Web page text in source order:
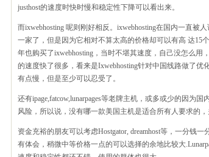
justhost的速度时快时慢和稳定性下降可以看出来。
而ixwebhosting 呢则刚好相反。ixwebhosting在国内一直被
一家了，但是因为它相对不算太高的价格却可以有高 达15
年也购买了ixwebhosting，当时不堪其速度，自己没怎么用
的速度快了很多，看来是Ixwebhosting针对中国线路做了
有点慢，但是至少可以忍受了。
还有ipage,fatcow,lunarpages等老牌主机，或多或少的因为
风险，所以说，没有哪一款美国主机是适合所有人要求的
资金充裕的朋友可以考虑Hostgator, dreamhost等，一分钱
有体会，稍微中等价格一点的可以选择的余地比较大